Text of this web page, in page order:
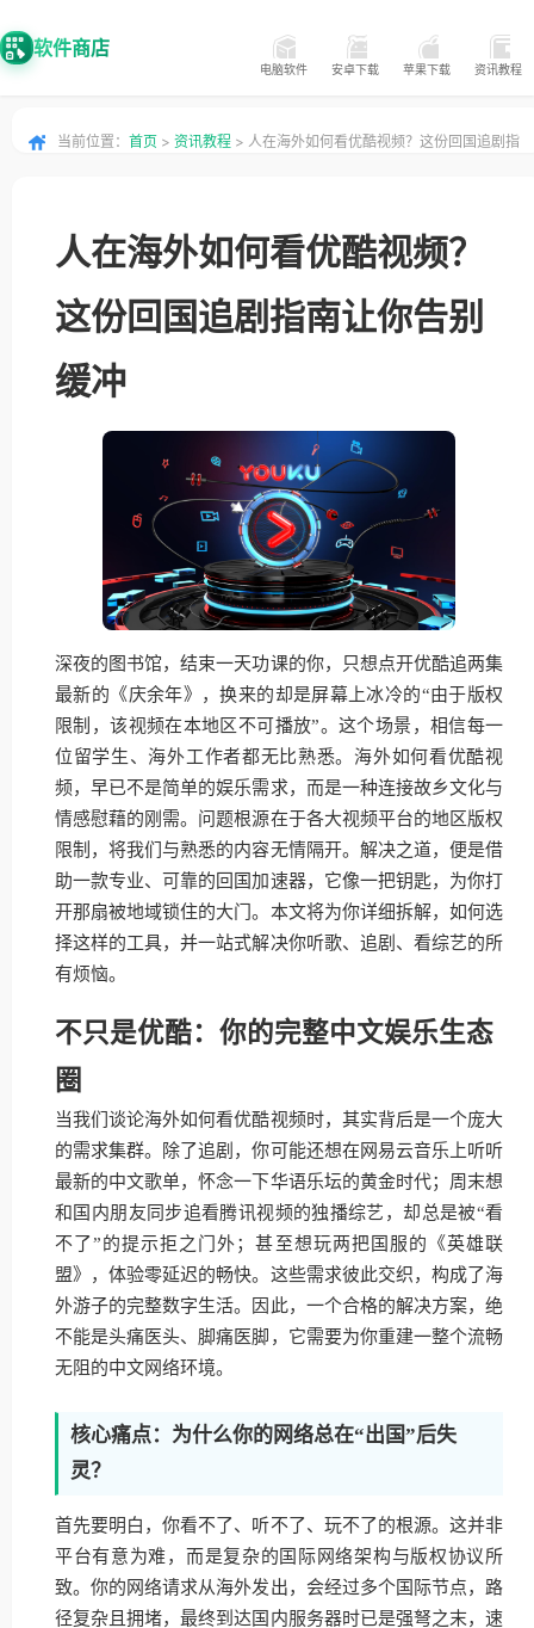
软件商店
电脑软件 安卓下载 苹果下载 资讯教程
当前位置： 首页 > 资讯教程 > 人在海外如何看优酷视频？这份回国追剧指
人在海外如何看优酷视频？
这份回国追剧指南让你告别
缓冲
深夜的图书馆，结束一天功课的你，只想点开优酷追两集
最新的《庆余年》，换来的却是屏幕上冰冷的“由于版权
限制，该视频在本地区不可播放”。这个场景，相信每一
位留学生、海外工作者都无比熟悉。海外如何看优酷视
频，早已不是简单的娱乐需求，而是一种连接故乡文化与
情感慰藉的刚需。问题根源在于各大视频平台的地区版权
限制，将我们与熟悉的内容无情隔开。解决之道，便是借
助一款专业、可靠的回国加速器，它像一把钥匙，为你打
开那扇被地域锁住的大门。本文将为你详细拆解，如何选
择这样的工具，并一站式解决你听歌、追剧、看综艺的所
有烦恼。
不只是优酷：你的完整中文娱乐生态
圈
当我们谈论海外如何看优酷视频时，其实背后是一个庞大
的需求集群。除了追剧，你可能还想在网易云音乐上听听
最新的中文歌单，怀念一下华语乐坛的黄金时代；周末想
和国内朋友同步追看腾讯视频的独播综艺，却总是被“看
不了”的提示拒之门外；甚至想玩两把国服的《英雄联
盟》，体验零延迟的畅快。这些需求彼此交织，构成了海
外游子的完整数字生活。因此，一个合格的解决方案，绝
不能是头痛医头、脚痛医脚，它需要为你重建一整个流畅
无阻的中文网络环境。
核心痛点：为什么你的网络总在“出国”后失
灵？
首先要明白，你看不了、听不了、玩不了的根源。这并非
平台有意为难，而是复杂的国际网络架构与版权协议所
致。你的网络请求从海外发出，会经过多个国际节点，路
径复杂且拥堵，最终到达国内服务器时已是强弩之末，速